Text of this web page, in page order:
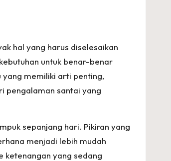
hal yang harus diselesaikan
untuk benar-benar
yang memiliki arti penting,
pengalaman santai yang
sepanjang hari. Pikiran yang
menjadi lebih mudah
ketenangan yang sedang